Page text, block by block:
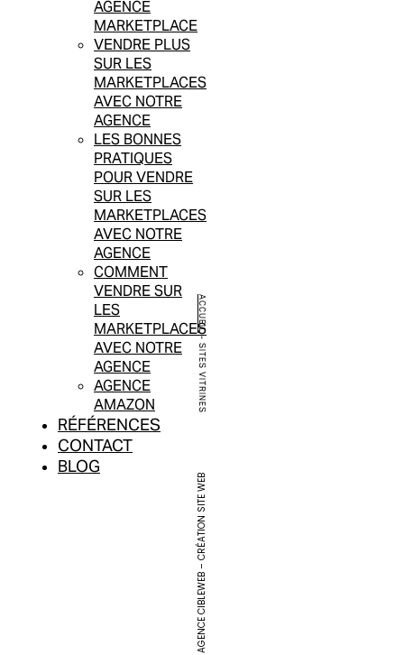
AGENCE
MARKETPLACE
VENDRE PLUS
SUR LES
MARKETPLACES
AVEC NOTRE
AGENCE
LES BONNES
PRATIQUES
POUR VENDRE
SUR LES
MARKETPLACES
AVEC NOTRE
AGENCE
COMMENT
VENDRE SUR
LES
MARKETPLACES
AVEC NOTRE
AGENCE
AGENCE
AMAZON
RÉFÉRENCES
CONTACT
BLOG
AGENCE CIBLEWEB – CRÉATION SITE WEB
ACCUEIL
-
SITES VITRINES